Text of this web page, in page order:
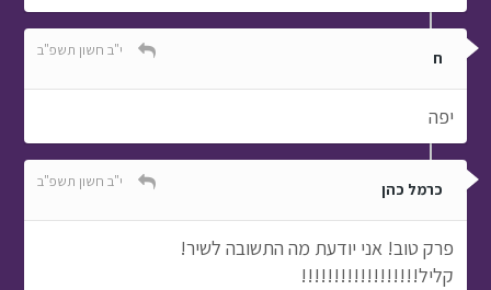
ח י"ב חשון תשפ"ב
יפה
כרמל כהן י"ב חשון תשפ"ב
פרק טוב! אני יודעת מה התשובה לשיר!
קליל!!!!!!!!!!!!!!!!!!